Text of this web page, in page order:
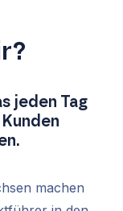
jeden Tag
machen